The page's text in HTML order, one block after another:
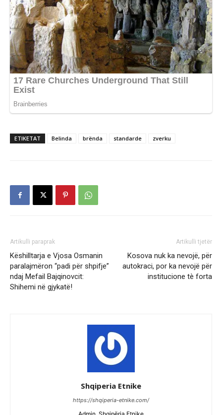
ETIKETAT Belinda brënda standarde zverku
Artikulli paraprak
Këshilltarja e Vjosa Osmanin
paralajmëron “padi për shpifje”
ndaj Mefail Bajqinovcit:
Shihemi në gjykatë!
Artikulli tjetër
Kosova nuk ka nevojë, për
autokraci, por ka nevojë për
institucione tè forta
Shqiperia Etnike
https://shqiperia-etnike.com/